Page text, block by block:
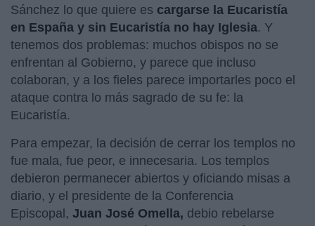
Sánchez lo que quiere es cargarse la Eucaristía
en España y sin Eucaristía no hay Iglesia. Y
tenemos dos problemas: muchos obispos no se
enfrentan al Gobierno, y parece que incluso
colaboran, y a los fieles parece importarles poco el
ataque contra lo más sagrado de su fe: la
Eucaristía.
Para empezar, la decisión de cerrar los templos no
fue mala, fue peor, e innecesaria. Los templos
debieron permanecer abiertos y oficiando misas a
diario, y el presidente de la Conferencia
Episcopal, Juan José Omella, debio rebelarse